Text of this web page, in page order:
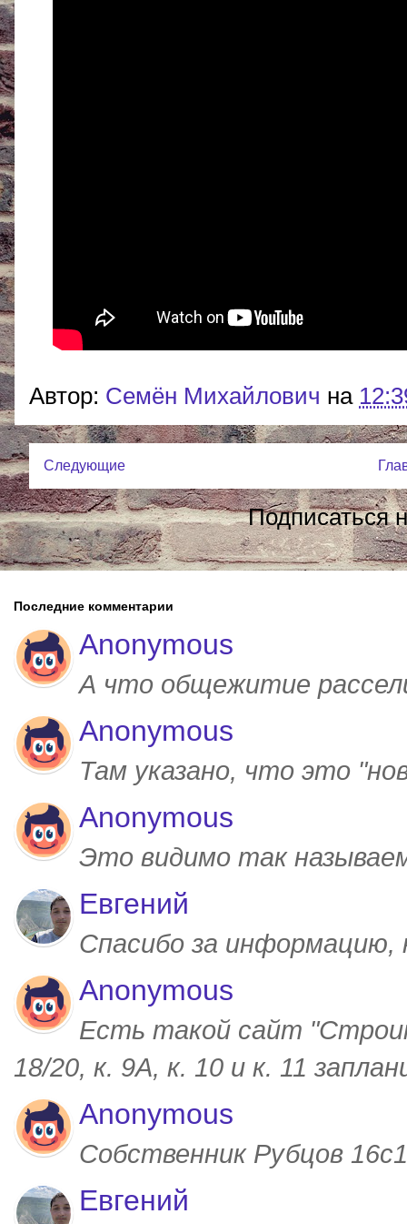
Автор: Cемён Михайлович на
Следующие
Подписаться
Последние комментарии
Anonymous
А что общежитие
Anonymous
Там указано, что это
Anonymous
Это видимо так
Евгений
Спасибо за
Anonymous
Есть такой сайт
18/20, к. 9А, к. 10 и к. 11
Anonymous
Собственник Рубцов
Евгений